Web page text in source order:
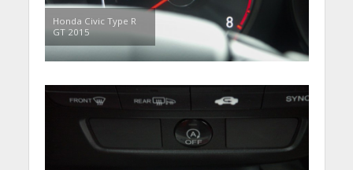
Honda Civic Type R
GT 2015